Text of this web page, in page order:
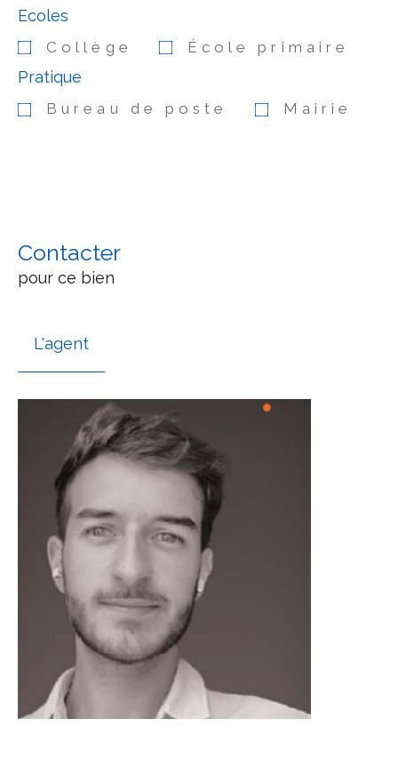
Ecoles
Collège École primaire
Pratique
Bureau de poste Mairie
Contacter
pour ce bien
L'agent